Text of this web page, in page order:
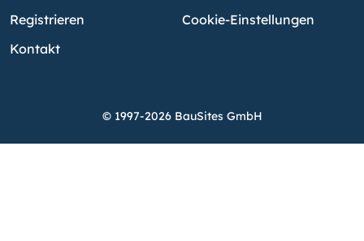
Registrieren
Kontakt
Cookie-Einstellungen
© 1997-2026 BauSites GmbH